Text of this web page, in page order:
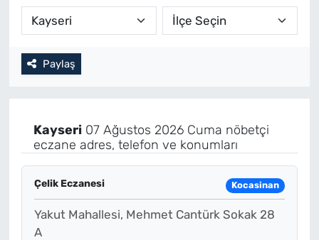
Paylaş
Kayseri 07 Ağustos 2026 Cuma nöbetçi
eczane adres, telefon ve konumları
Çelik Eczanesi Kocasinan
Yakut Mahallesi, Mehmet Cantürk Sokak 28
A